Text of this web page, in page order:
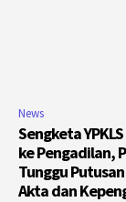
News
Sengketa
ke Pengadilan,
Tunggu
Akta dan